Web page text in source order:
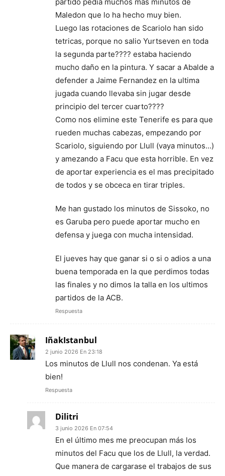
Maledon que lo ha hecho muy bien.
Luego las rotaciones de Scariolo han sido
tetricas, porque no salio Yurtseven en toda
la segunda parte???? estaba haciendo
mucho daño en la pintura. Y sacar a Abalde a
defender a Jaime Fernandez en la ultima
jugada cuando llevaba sin jugar desde
principio del tercer cuarto????
Como nos elimine este Tenerife es para que
rueden muchas cabezas, empezando por
Scariolo, siguiendo por Llull (vaya minutos…)
y amezando a Facu que esta horrible. En vez
de aportar experiencia es el mas precipitado
de todos y se obceca en tirar triples.
Me han gustado los minutos de Sissoko, no
es Garuba pero puede aportar mucho en
defensa y juega con mucha intensidad.
El jueves hay que ganar si o si o adios a una
buena temporada en la que perdimos todas
las finales y no dimos la talla en los ultimos
partidos de la ACB.
Respuesta
IñakIstanbul
2 junio 2026 En 23:18
Los minutos de Llull nos condenan. Ya está
bien!
Respuesta
Dilitri
3 junio 2026 En 07:54
En el último mes me preocupan más los
minutos del Facu que los de Llull, la verdad.
Que manera de cargarase el trabajos de sus